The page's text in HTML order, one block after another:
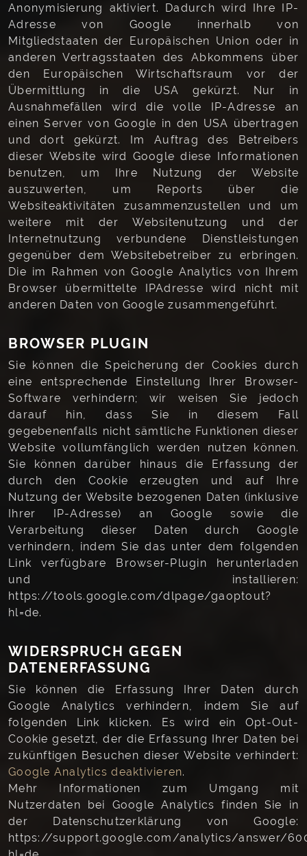
Anonymisierung aktiviert. Dadurch wird Ihre IP-
Adresse von Google innerhalb von
Mitgliedstaaten der Europäischen Union oder in
anderen Vertragsstaaten des Abkommens über
den Europäischen Wirtschaftsraum vor der
Übermittlung in die USA gekürzt. Nur in
Ausnahmefällen wird die volle IP-Adresse an
einen Server von Google in den USA übertragen
und dort gekürzt. Im Auftrag des Betreibers
dieser Website wird Google diese Informationen
benutzen, um Ihre Nutzung der Website
auszuwerten, um Reports über die
Websiteaktivitäten zusammenzustellen und um
weitere mit der Websitenutzung und der
Internetnutzung verbundene Dienstleistungen
gegenüber dem Websitebetreiber zu erbringen.
Die im Rahmen von Google Analytics von Ihrem
Browser übermittelte IPAdresse wird nicht mit
anderen Daten von Google zusammengeführt.
BROWSER PLUGIN
Sie können die Speicherung der Cookies durch
eine entsprechende Einstellung Ihrer Browser-
Software verhindern; wir weisen Sie jedoch
darauf hin, dass Sie in diesem Fall
gegebenenfalls nicht sämtliche Funktionen dieser
Website vollumfänglich werden nutzen können.
Sie können darüber hinaus die Erfassung der
durch den Cookie erzeugten und auf Ihre
Nutzung der Website bezogenen Daten (inklusive
Ihrer IP-Adresse) an Google sowie die
Verarbeitung dieser Daten durch Google
verhindern, indem Sie das unter dem folgenden
Link verfügbare Browser-Plugin herunterladen
und installieren:
https://tools.google.com/dlpage/gaoptout?
hl=de.
WIDERSPRUCH GEGEN
DATENERFASSUNG
Sie können die Erfassung Ihrer Daten durch
Google Analytics verhindern, indem Sie auf
folgenden Link klicken. Es wird ein Opt-Out-
Cookie gesetzt, der die Erfassung Ihrer Daten bei
zukünftigen Besuchen dieser Website verhindert:
Google Analytics deaktivieren.
Mehr Informationen zum Umgang mit
Nutzerdaten bei Google Analytics finden Sie in
der Datenschutzerklärung von Google:
https://support.google.com/analytics/answer/